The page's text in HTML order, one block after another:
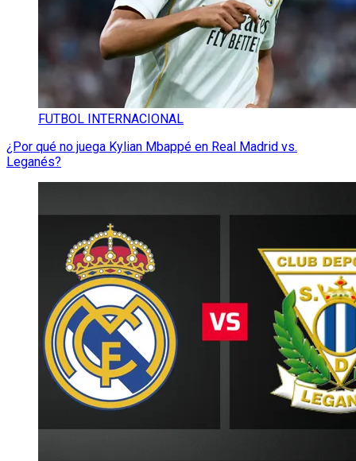
FUTBOL INTERNACIONAL
¿Por qué no juega Kylian Mbappé en Real Madrid vs.
Leganés?